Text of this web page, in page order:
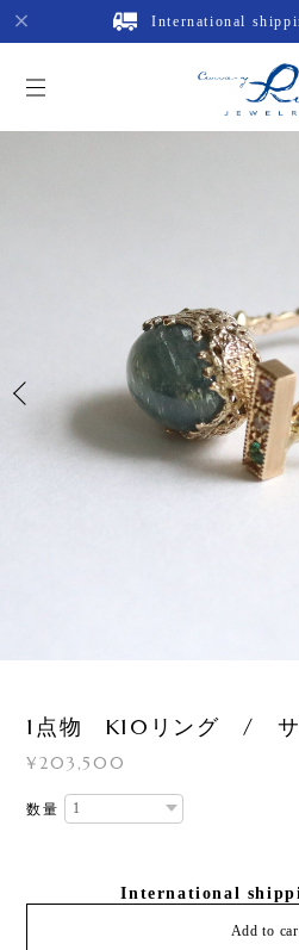
International
1点物 K10リング / サ
¥203,500
数量
International
Add to